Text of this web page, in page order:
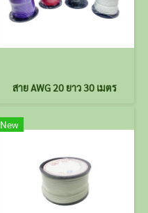
สาย AWG 20 ยาว 30 เมตร
New